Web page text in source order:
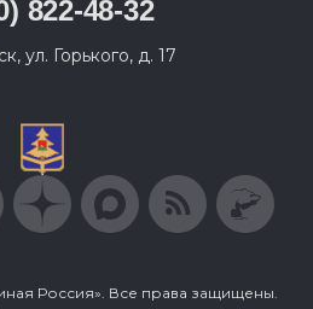
822-48-32
ул. Горького, д. 17
Россия». Все права защищены.